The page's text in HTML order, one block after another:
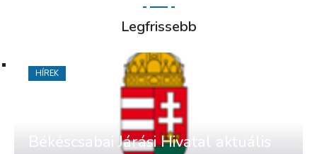
Legfrissebb
Békéscsabai Járási Hivatal aktuális
HÍREK